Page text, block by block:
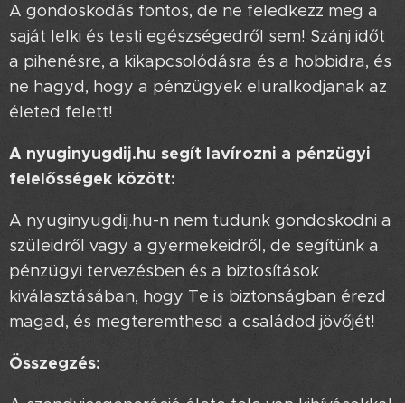
A gondoskodás fontos, de ne feledkezz meg a
saját lelki és testi egészségedről sem! Szánj időt
a pihenésre, a kikapcsolódásra és a hobbidra, és
ne hagyd, hogy a pénzügyek eluralkodjanak az
életed felett!
A nyuginyugdij.hu segít lavírozni a pénzügyi
felelősségek között:
A nyuginyugdij.hu-n nem tudunk gondoskodni a
szüleidről vagy a gyermekeidről, de segítünk a
pénzügyi tervezésben és a biztosítások
kiválasztásában, hogy Te is biztonságban érezd
magad, és megteremthesd a családod jövőjét!
Összegzés: